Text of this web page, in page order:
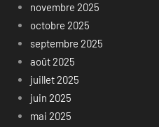
novembre 2025
octobre 2025
septembre 2025
août 2025
juillet 2025
juin 2025
mai 2025